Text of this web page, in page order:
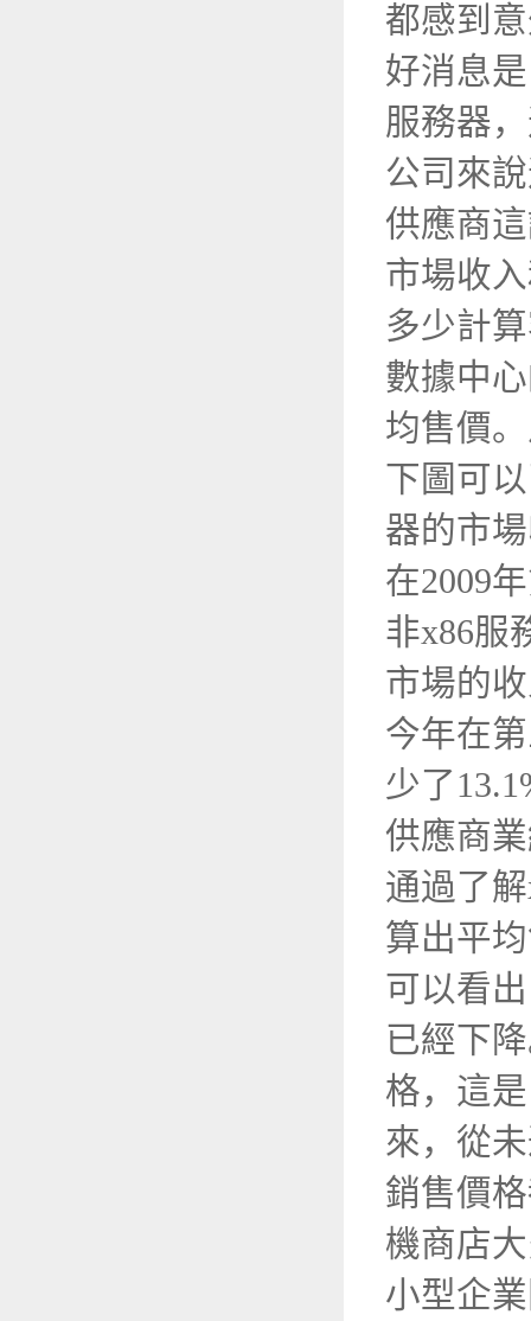
都感到
好消息
服務器
公司來
供應商
市場收
多少計
數據中
均售價
下圖可
器的市
在2009
非x86服
市場的
今年在
少了
供應商
通過了
算出平
可以看
已經下
格，這
來，從
銷售價
機商店
小型企